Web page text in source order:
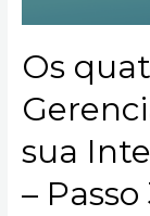
Os
sua
–